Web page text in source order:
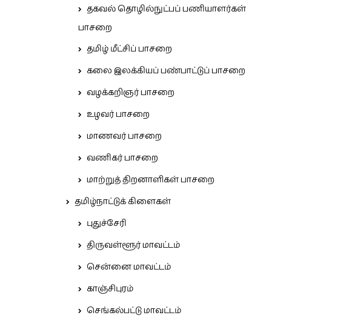
தகவல் தொழில்நுட்பப் பணியாளர்கள்
பாசறை
தமிழ் மீட்சிப் பாசறை
கலை இலக்கியப் பண்பாட்டுப் பாசறை
வழக்கறிஞர் பாசறை
உழவர் பாசறை
மாணவர் பாசறை
வணிகர் பாசறை
மாற்றுத் திறனாளிகள் பாசறை
தமிழ்நாட்டுக் கிளைகள்
புதுச்சேரி
திருவள்ளூர் மாவட்டம்
சென்னை மாவட்டம்
காஞ்சிபுரம்
செங்கல்பட்டு மாவட்டம்